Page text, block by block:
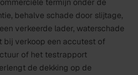
termijn onder de
behalve schade door slijtage,
verkeerde lader, waterschade
bij verkoop een accutest of
of het testrapport
de dekking op de